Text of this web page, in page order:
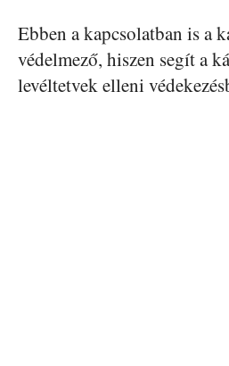
Ebben a kapcsolatban is a
védelmező, hiszen segít a
levéltetvek elleni